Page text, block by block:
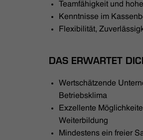
Teamfähigkeit und
Kenntnisse im
Flexibilität,
DAS ERWARTET
Wertschätzende
Betriebsklima
Exzellente
Weiterbildung
Mindestens ein freier